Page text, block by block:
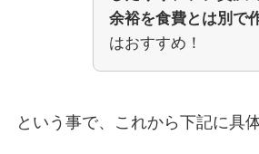
余裕を食費とは別で
はおすすめ！
という事で、これから下記に具